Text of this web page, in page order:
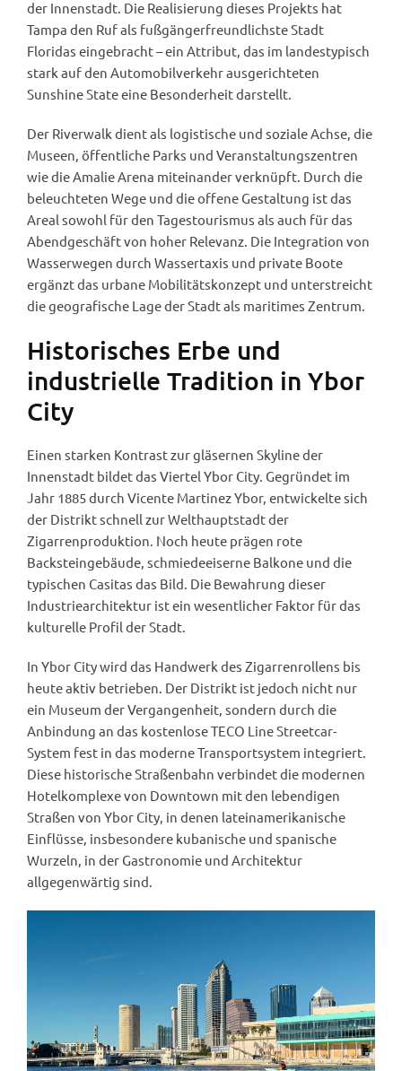
der Innenstadt. Die Realisierung dieses Projekts hat
Tampa den Ruf als fußgängerfreundlichste Stadt
Floridas eingebracht – ein Attribut, das im landestypisch
stark auf den Automobilverkehr ausgerichteten
Sunshine State eine Besonderheit darstellt.
Der Riverwalk dient als logistische und soziale Achse, die
Museen, öffentliche Parks und Veranstaltungszentren
wie die Amalie Arena miteinander verknüpft. Durch die
beleuchteten Wege und die offene Gestaltung ist das
Areal sowohl für den Tagestourismus als auch für das
Abendgeschäft von hoher Relevanz. Die Integration von
Wasserwegen durch Wassertaxis und private Boote
ergänzt das urbane Mobilitätskonzept und unterstreicht
die geografische Lage der Stadt als maritimes Zentrum.
Historisches Erbe und
industrielle Tradition in Ybor
City
Einen starken Kontrast zur gläsernen Skyline der
Innenstadt bildet das Viertel Ybor City. Gegründet im
Jahr 1885 durch Vicente Martinez Ybor, entwickelte sich
der Distrikt schnell zur Welthauptstadt der
Zigarrenproduktion. Noch heute prägen rote
Backsteingebäude, schmiedeeiserne Balkone und die
typischen Casitas das Bild. Die Bewahrung dieser
Industriearchitektur ist ein wesentlicher Faktor für das
kulturelle Profil der Stadt.
In Ybor City wird das Handwerk des Zigarrenrollens bis
heute aktiv betrieben. Der Distrikt ist jedoch nicht nur
ein Museum der Vergangenheit, sondern durch die
Anbindung an das kostenlose TECO Line Streetcar-
System fest in das moderne Transportsystem integriert.
Diese historische Straßenbahn verbindet die modernen
Hotelkomplexe von Downtown mit den lebendigen
Straßen von Ybor City, in denen lateinamerikanische
Einflüsse, insbesondere kubanische und spanische
Wurzeln, in der Gastronomie und Architektur
allgegenwärtig sind.